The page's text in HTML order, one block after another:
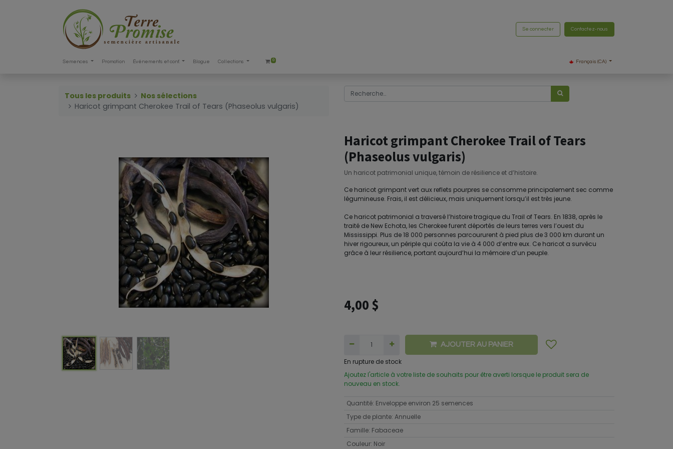
Se connecter Contactez-nous
Semences Promotion Événements et conf. Blogue Collections 0 Français (CA)
Tous les produits
Nos sélections
Haricot grimpant Cherokee Trail of Tears (Phaseolus vulgaris)
Haricot grimpant Cherokee Trail of Tears
(Phaseolus vulgaris)
Un haricot patrimonial unique, témoin de résilience et d’histoire.
Ce haricot grimpant vert aux reflets pourpres se consomme principalement sec comme
légumineuse. Frais, il est délicieux, mais uniquement lorsqu’il est très jeune.
Ce haricot patrimonial a traversé l’histoire tragique du Trail of Tears. En 1838, après le
traité de New Echota, les Cherokee furent déportés de leurs terres vers l’ouest du
Mississippi. Plus de 18 000 personnes parcoururent à pied plus de 3 000 km durant un
hiver rigoureux, un périple qui coûta la vie à 4 000 d’entre eux. Ce haricot a survécu
grâce à leur résilience, portant aujourd’hui la mémoire d’un peuple.
4,00 $
AJOUTER AU PANIER
En rupture de stock
Ajoutez l'article à votre liste de souhaits pour être averti lorsque le produit sera de
nouveau en stock.
Quantité: Enveloppe environ 25 semences
Type de plante: Annuelle
Famille: Fabaceae
Couleur: Noir